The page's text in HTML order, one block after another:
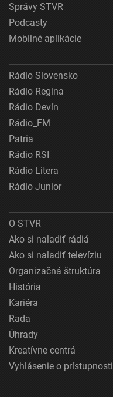
Správy STVR
Podcasty
Mobilné aplikácie
Rádio Slovensko
Rádio Regina
Rádio Devín
Rádio_FM
Patria
Rádio RSI
Rádio Litera
Rádio Junior
O STVR
Ako si naladiť rádiá
Ako si naladiť televíziu
Organizačná štruktúra
História
Kariéra
Rada
Úhrady
Kreatívne centrá
Vyhlásenie o prístupnosti